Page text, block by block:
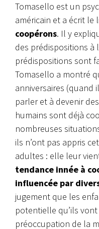
Tomasello est un
américain et a écrit le
coopérons. Il y
des prédispositions à
prédispositions sont
Tomasello a montré
anniversaires (quand
parler et à devenir
humains sont déjà
nombreuses
ils n’ont pas appris
adultes : elle leur
tendance innée à
influencée par
jugement que les
potentielle qu’ils
préoccupation de la